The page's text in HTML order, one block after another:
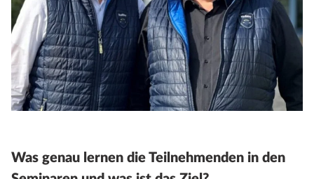
Was genau lernen die Teilnehmenden in den